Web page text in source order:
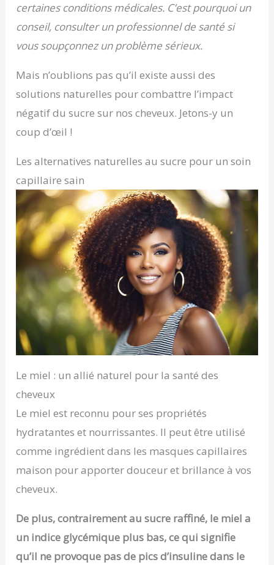
certaines conditions médicales. C’est pourquoi un
conseil, consulter un professionnel de santé si
vous soupçonnez un problème sérieux.
Mais n’oublions pas qu’il existe aussi des
solutions naturelles pour combattre l’impact
négatif du sucre sur nos cheveux. Jetons-y un
coup d’œil !
Les alternatives naturelles au sucre pour un soin
capillaire sain
Le miel : un allié naturel pour la santé des
cheveux
Le miel est reconnu pour ses propriétés
hydratantes et nourrissantes. Il peut être utilisé
comme ingrédient dans les masques capillaires
maison pour apporter douceur et brillance à vos
cheveux.
De plus, contrairement au sucre raffiné, le miel a
un indice glycémique plus bas, ce qui signifie
qu’il ne provoque pas de pics d’insuline dans le